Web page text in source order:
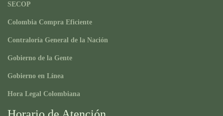
SECOP
Colombia Compra Eficiente
Contraloría General de la Nación
Gobierno de la Gente
Gobierno en Línea
Hora Legal Colombiana